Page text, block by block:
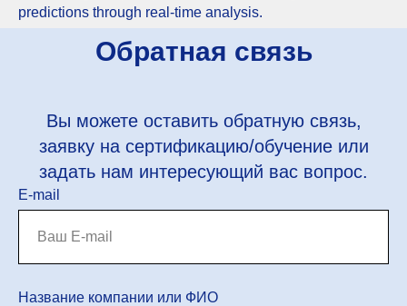
predictions through real-time analysis.
Обратная связь
Вы можете оставить обратную связь,
заявку на сертификацию/обучение или
задать нам интересующий вас вопрос.
E-mail
Название компании или ФИО